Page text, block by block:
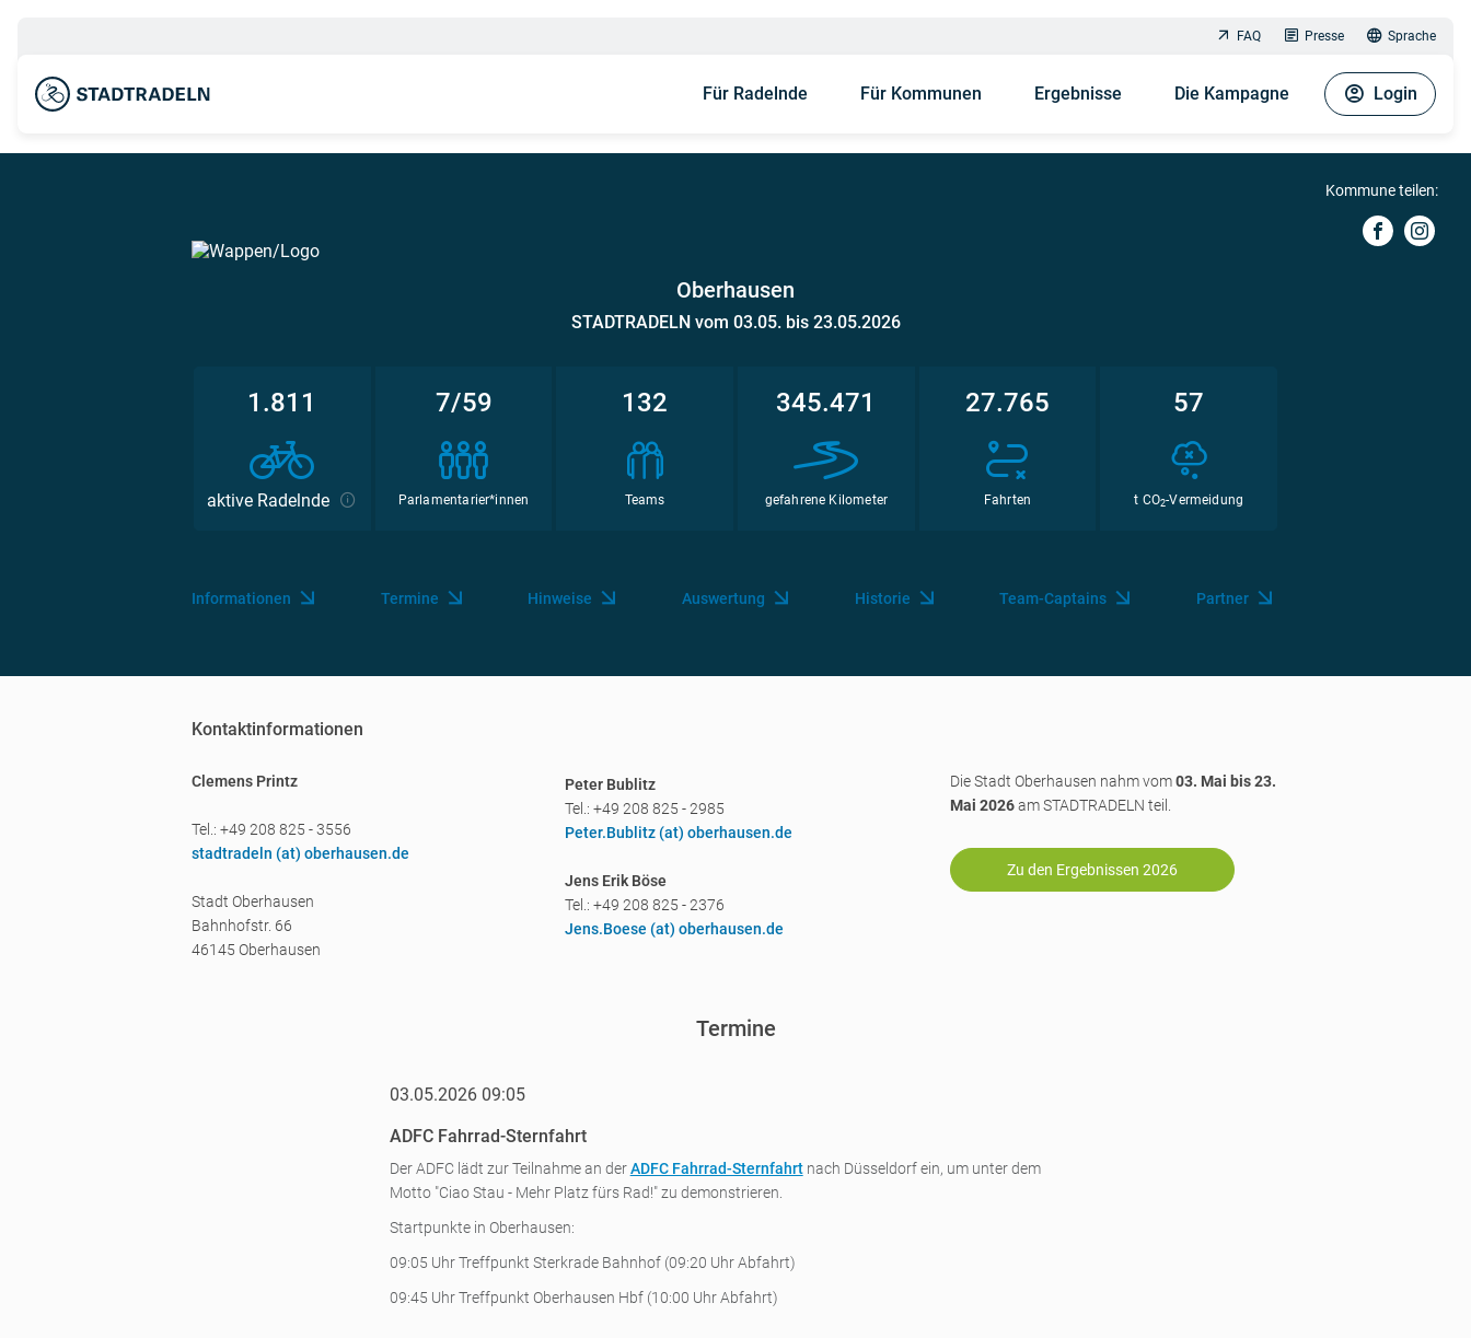
FAQ Presse Sprache
Für Radelnde Für Kommunen Ergebnisse Die Kampagne Login
Oberhausen
STADTRADELN vom 03.05. bis 23.05.2026
1.811
aktive Radelnde
7/59
Parlamentarier*innen
132
Teams
345.471
gefahrene Kilometer
27.765
Fahrten
57
t CO2-Vermeidung
Informationen Termine Hinweise Auswertung Historie Team-Captains Partner
Kommune teilen:
Kontaktinformationen
Clemens Printz
Tel.: +49 208 825 - 3556
stadtradeln (at) oberhausen.de
Stadt Oberhausen
Bahnhofstr. 66
46145 Oberhausen
Peter Bublitz
Tel.: +49 208 825 - 2985
Peter.Bublitz (at) oberhausen.de
Jens Erik Böse
Tel.: +49 208 825 - 2376
Jens.Boese (at) oberhausen.de
Die Stadt Oberhausen nahm vom03. Mai bis 23.
Mai 2026am STADTRADELN teil.
Zu den Ergebnissen 2026
Termine
03.05.2026 09:05
ADFC Fahrrad-Sternfahrt
Der ADFC lädt zur Teilnahme an derADFC Fahrrad-Sternfahrtnach Düsseldorf ein, um unter dem
Motto "Ciao Stau - Mehr Platz fürs Rad!" zu demonstrieren.
Startpunkte in Oberhausen:
09:05 Uhr Treffpunkt Sterkrade Bahnhof (09:20 Uhr Abfahrt)
09:45 Uhr Treffpunkt Oberhausen Hbf (10:00 Uhr Abfahrt)